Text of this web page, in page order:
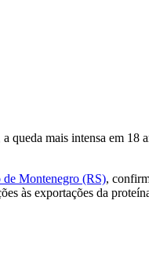
mais intensa em
Montenegro (RS),
às exportações da